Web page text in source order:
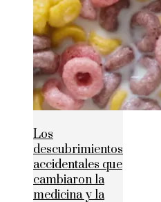
Los
descubrimientos
accidentales que
cambiaron la
medicina y la